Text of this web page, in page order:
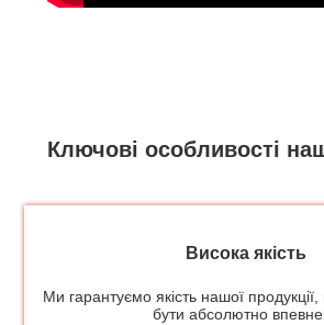
Ключові особливості
Висока якість
Ми гарантуємо якість нашої
бути абсолютно